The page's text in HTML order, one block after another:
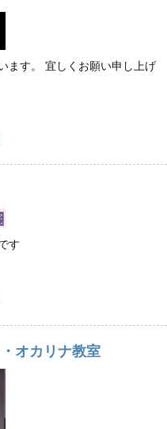
ます。 宜しくお願い申し上げ
す
オカリナ教室